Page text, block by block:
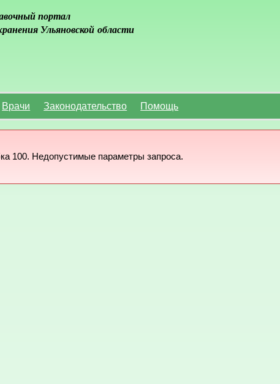
портал
Ульяновской области
Врачи Законодательство Помощь
100. Недопустимые параметры запроса.